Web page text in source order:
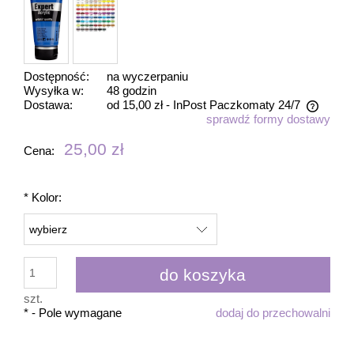
Dostępność:
na wyczerpaniu
Wysyłka w:
48 godzin
Dostawa:
od 15,00 zł - InPost Paczkomaty 24/7
Cena nie zawiera ewentualnych kosztów płatnościsprawdź formy dostawy
Cena: 25,00 zł
* Kolor:
szt.
do koszyka
dodaj do przechowalni
* - Pole wymagane